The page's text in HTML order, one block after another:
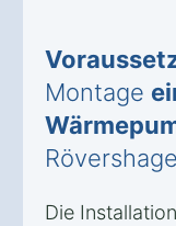
Montage
Die